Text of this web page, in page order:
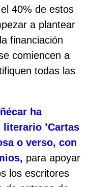
40% de estos
a plantear
financiación
comiencen a
todas las
ha
’Cartas
o verso, con
para apoyar
los escritores